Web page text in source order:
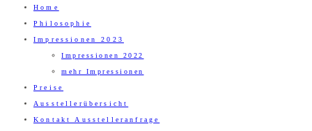
Home
Philosophie
Impressionen 2023
Impressionen 2022
mehr Impressionen
Preise
Ausstellerübersicht
Kontakt Ausstelleranfrage